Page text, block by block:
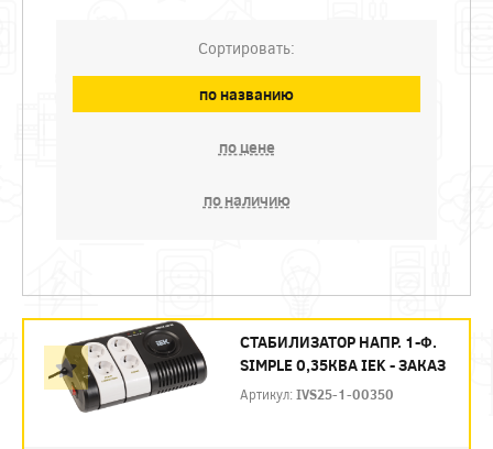
Сортировать:
по названию
по цене
по наличию
СТАБИЛИЗАТОР НАПР. 1-Ф.
SIMPLE 0,35КВА IEK - ЗАКАЗ
Артикул:IVS25-1-00350